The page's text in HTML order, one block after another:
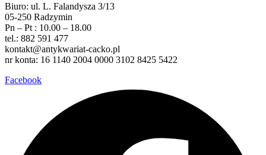
Biuro: ul. L. Falandysza 3/13
05-250 Radzymin
Pn – Pt : 10.00 – 18.00
tel.: 882 591 477
kontakt@antykwariat-cacko.pl
nr konta: 16 1140 2004 0000 3102 8425 5422
Facebook